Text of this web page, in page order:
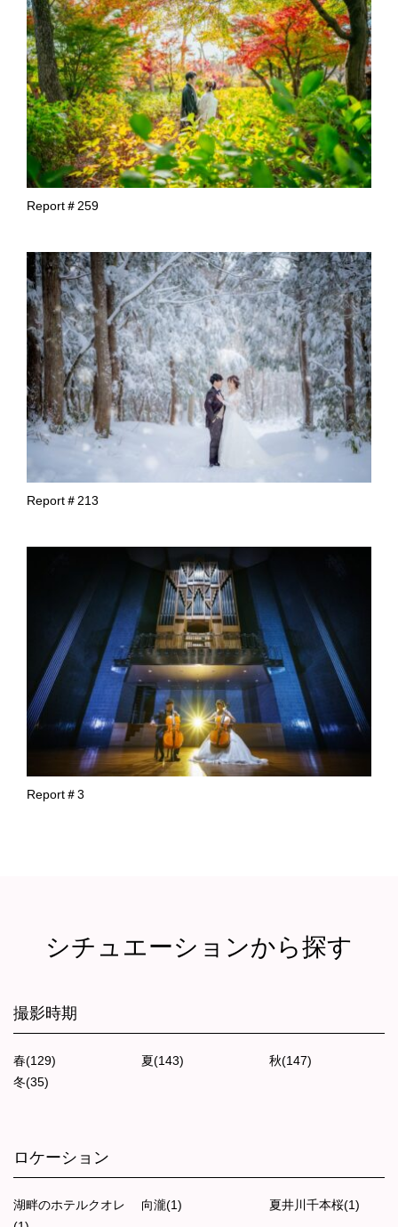
Report＃259
Report＃213
Report＃3
シチュエーションから探す
撮影時期
春(129) 夏(143)
秋(147)
冬(35)
ロケーション
湖畔のホテルクオレ
向瀧(1) 夏井川千本桜(1)